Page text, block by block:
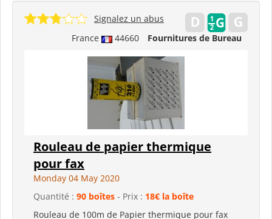
France 44660 Fournitures de Bureau
Signalez un abus
Rouleau de papier thermique
pour fax
Monday 04 May 2020
Quantité : 90 boîtes - Prix : 18€ la boîte
Rouleau de 100m de Papier thermique pour fax